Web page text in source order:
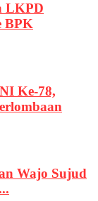
LKPD
BPK
Ke-78,
Wajo Sujud